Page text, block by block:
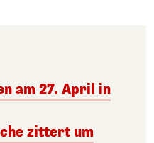
am 27. April in
zittert um